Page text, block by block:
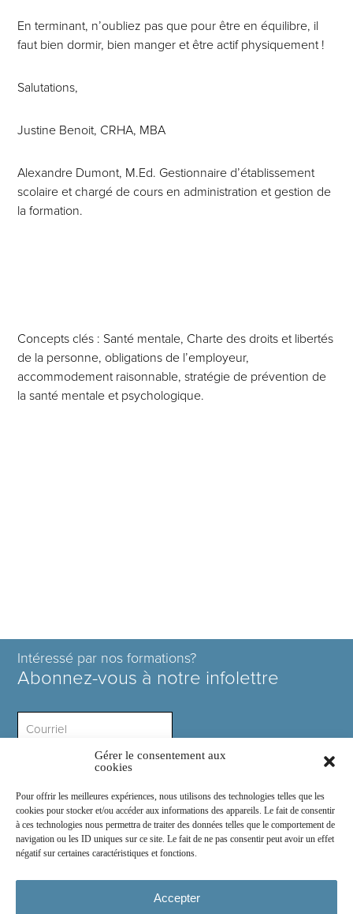
Gérer le consentement aux
cookies
Pour offrir les meilleures expériences, nous utilisons des technologies telles que les
cookies pour stocker et/ou accéder aux informations des appareils. Le fait de consentir
à ces technologies nous permettra de traiter des données telles que le comportement de
navigation ou les ID uniques sur ce site. Le fait de ne pas consentir peut avoir un effet
négatif sur certaines caractéristiques et fonctions.
Accepter
En terminant, n’oubliez pas que pour être en équilibre, il
faut bien dormir, bien manger et être actif physiquement !
Salutations,
Justine Benoit, CRHA, MBA
Alexandre Dumont, M.Ed. Gestionnaire d’établissement
scolaire et chargé de cours en administration et gestion de
la formation.
Concepts clés : Santé mentale, Charte des droits et libertés
de la personne, obligations de l’employeur,
accommodement raisonnable, stratégie de prévention de
la santé mentale et psychologique.
Intéressé par nos formations?
Abonnez-vous à notre infolettre